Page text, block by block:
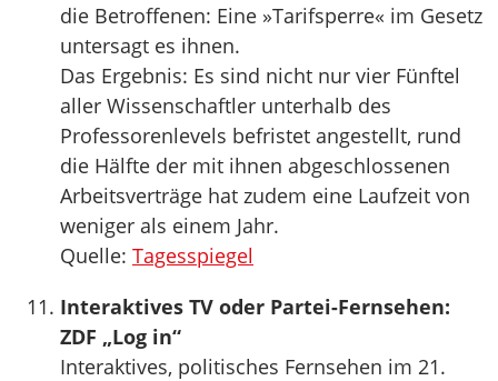
die Betroffenen: Eine »Tarifsperre« im Gesetz
untersagt es ihnen.
Das Ergebnis: Es sind nicht nur vier Fünftel
aller Wissenschaftler unterhalb des
Professorenlevels befristet angestellt, rund
die Hälfte der mit ihnen abgeschlossenen
Arbeitsverträge hat zudem eine Laufzeit von
weniger als einem Jahr.
Quelle: Tagesspiegel
Interaktives TV oder Partei-Fernsehen:
ZDF „Log in“
Interaktives, politisches Fernsehen im 21.